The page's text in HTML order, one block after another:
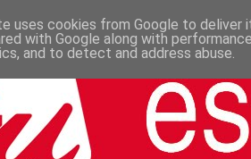
uses cookies from Google to deliver
with Google along with
and to detect and address abuse.